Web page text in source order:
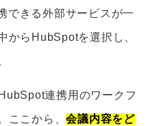
できる外部サービスが一
からHubSpotを選択し、
連携用のワークフ
ここから、会議内容をど